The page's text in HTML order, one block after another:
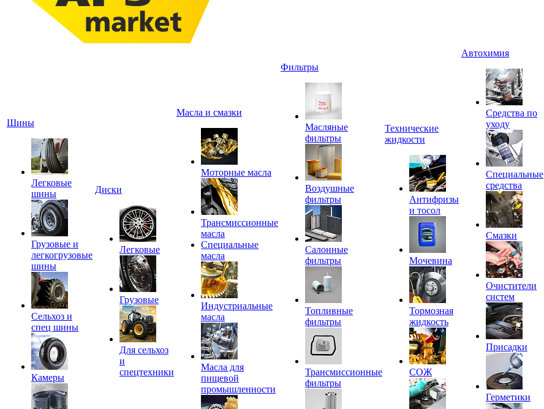
Шины
Легковые
шины
Грузовые и
легкогрузовые
шины
Сельхоз и
спец шины
Камеры
Диски
Легковые
Грузовые
Для сельхоз
и
спецтехники
Масла и смазки
Моторные масла
Трансмиссионные
масла
Специальные
масла
Индустриальные
масла
Масла для
пищевой
промышленности
Фильтры
Масляные
фильтры
Воздушные
фильтры
Салонные
фильтры
Топливные
фильтры
Трансмиссионные
фильтры
Технические
жидкости
Антифризы
и тосол
Мочевина
Тормозная
жидкость
СОЖ
Автохимия
Средства по
уходу
Специальные
средства
Смазки
Очистители
систем
Присадки
Герметики